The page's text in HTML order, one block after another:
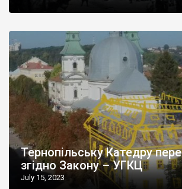
Тернопільську Катедру
згідно Закону – УГКЦ
July 15, 2023